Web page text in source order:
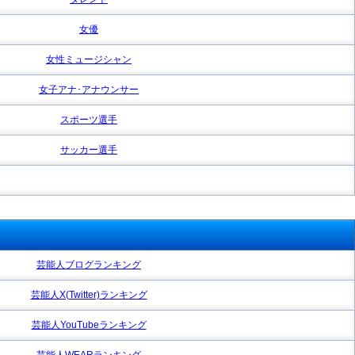
女優
女性ミュージシャン
女子アナ･アナウンサー
スポーツ選手
サッカー選手
芸能人ブログランキング
芸能人X(Twitter)ランキング
芸能人YouTubeランキング